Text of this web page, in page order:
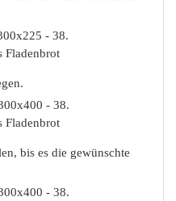
bis es die gewünschte